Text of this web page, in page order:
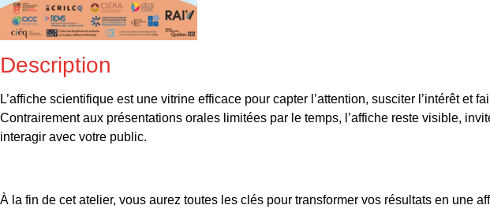
Description
L’affiche scientifique est une vitrine efficace pour capter l’attention, susciter l’intérêt et
Contrairement aux présentations orales limitées par le temps, l’affiche reste visible,
interagir avec votre public.
À la fin de cet atelier, vous aurez toutes les clés pour transformer vos résultats en une